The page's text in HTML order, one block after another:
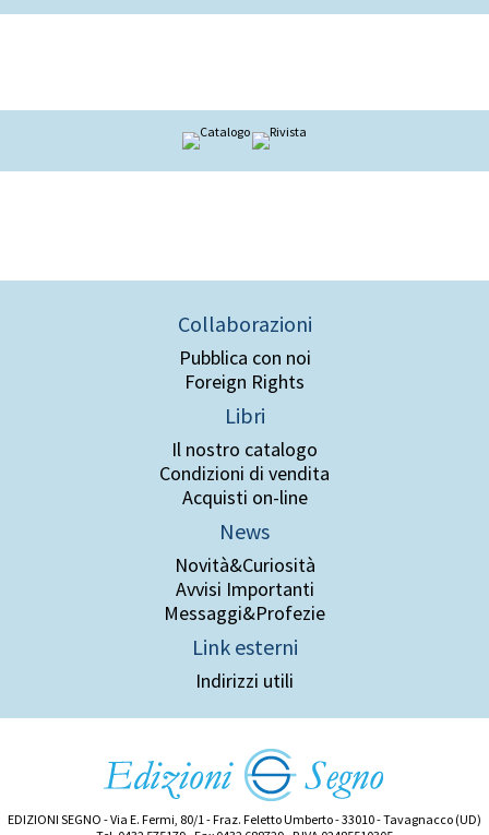
Collaborazioni
Pubblica con noi
Foreign Rights
Libri
Il nostro catalogo
Condizioni di vendita
Acquisti on-line
News
Novità&Curiosità
Avvisi Importanti
Messaggi&Profezie
Link esterni
Indirizzi utili
EDIZIONI SEGNO - Via E. Fermi, 80/1 - Fraz. Feletto Umberto - 33010 - Tavagnacco (UD)